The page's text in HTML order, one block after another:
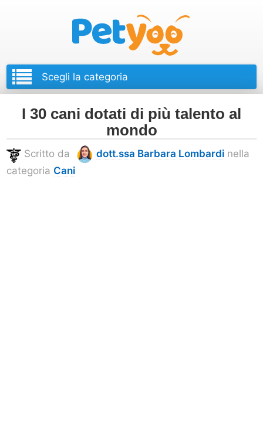
I 30 cani dotati di più talento al
mondo
Scritto da dott.ssa Barbara Lombardi nella
categoria Cani